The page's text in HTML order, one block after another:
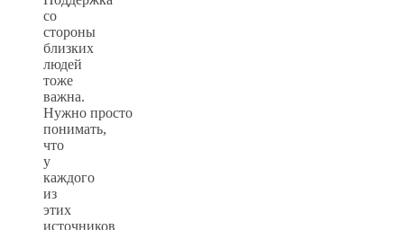
со
стороны
близких
людей
тоже
важна.
Нужно просто
понимать,
что
у
каждого
из
этих
источников